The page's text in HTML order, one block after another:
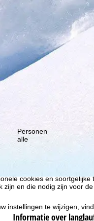
te verzamelen, die
basis van uw activiteiten
voor statistische
hebben wij uw
gegevens aan derde
cookies en soortgelijke
en die nodig zijn voor
instellingen te wijzigen,
Personen
alle
Informatie over